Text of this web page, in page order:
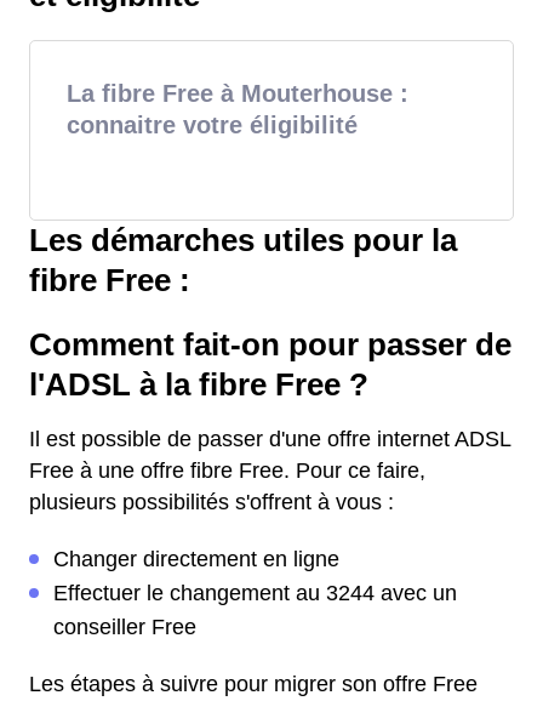
La fibre Free à Mouterhouse :
connaitre votre éligibilité
Les démarches utiles pour la
fibre Free :
Comment fait-on pour passer de
l'ADSL à la fibre Free ?
Il est possible de passer d'une offre internet ADSL
Free à une offre fibre Free. Pour ce faire,
plusieurs possibilités s'offrent à vous :
Changer directement en ligne
Effectuer le changement au 3244 avec un
conseiller Free
Les étapes à suivre pour migrer son offre Free